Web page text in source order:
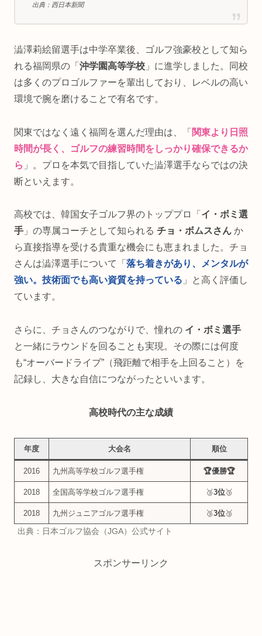
出典：西日本新聞
澁澤莉絵留選手は中学卒業後、ゴルフ強豪校として知ら
れる福岡県の「 沖学園高等学校 」に進学しました。同校
は多くのプロゴルファーを輩出しており、レベルの高い
環境で腕を磨けることで有名です。
関東ではなく遠く福岡を選んだ理由は、「 関東より日照
時間が長く、ゴルフの練習時間をしっかり確保できるか
ら 」。プロを本気で目指していた澁澤選手ならではの決
断といえます。
高校では、韓国女子ゴルフ界のトッププロ「 イ・ボミ選
手 」の専属コーチとして知られる チョ・ボムスさん か
ら直接指導を受ける貴重な機会にも恵まれました。チョ
さんは澁澤選手について「 落ち着きがあり、メンタルが
強い。技術面でも高い資質を持っている 」と高く評価し
ています。
さらに、チョさんのつながりで、憧れの イ・ボミ選手
と一緒にラウンドを回ることも実現。その際には何度
も“オーバードライブ”（飛距離で相手を上回ること）を
記録し、大きな自信につながったといいます。
高校時代の主な成績
年度 大会名 順位
2016 九州高等学校ゴルフ選手権 🏆優勝🏆
2018 全国高等学校ゴルフ選手権 🥉3位🥉
2018 九州ジュニアゴルフ選手権 🥉3位🥉
出典：日本ゴルフ協会（JGA）公式サイト
スポンサーリンク